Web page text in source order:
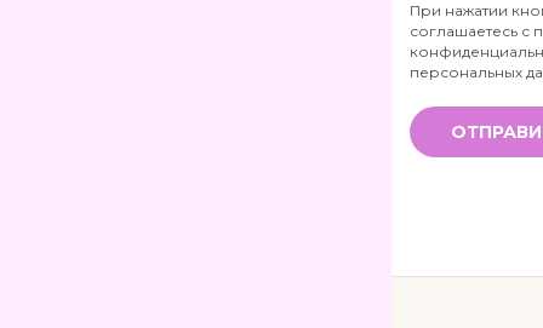
Телефон
*
При нажатии
соглашаетесь с
персональных